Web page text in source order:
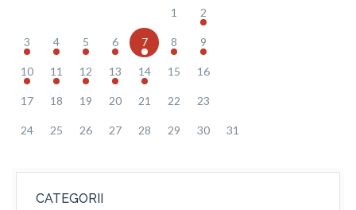
1 2
3 4 5 6 7 8 9
10 11 12 13 14 15 16
17 18 19 20 21 22 23
24 25 26 27 28 29 30 31
CATEGORII